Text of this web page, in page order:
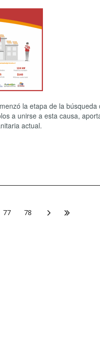
la etapa de la
a unirse a esta causa,
actual.
77 78